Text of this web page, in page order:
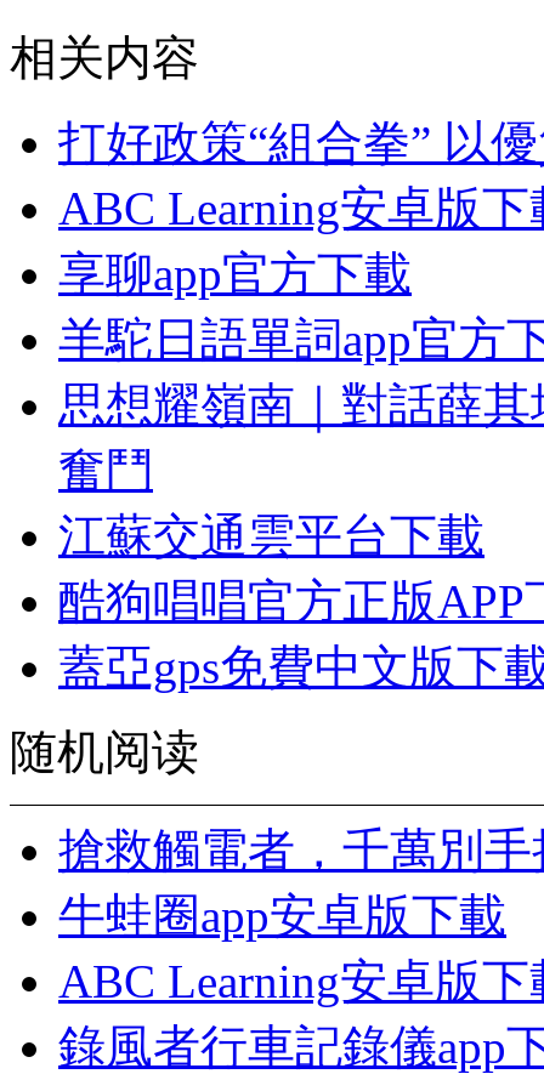
相关内容
打好政策“組合拳” 以
ABC Learning安卓版下
享聊app官方下載
羊駝日語單詞app官方
思想耀嶺南｜對話薛
奮鬥
江蘇交通雲平台下載
酷狗唱唱官方正版APP
蓋亞gps免費中文版下
随机阅读
搶救觸電者，千萬別
牛蛙圈app安卓版下載
ABC Learning安卓版下
錄風者行車記錄儀app